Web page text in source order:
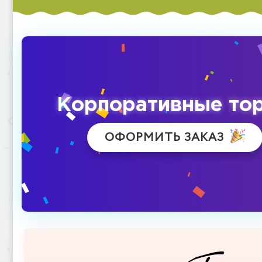
Корпоративные
ОФОРМИТЬ ЗАКАЗ